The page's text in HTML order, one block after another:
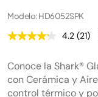
Modelo: HD6052SPK
4.2 Lea
en
la
(21)
Conoce la Shark®
con Cerámica y
control térmico y